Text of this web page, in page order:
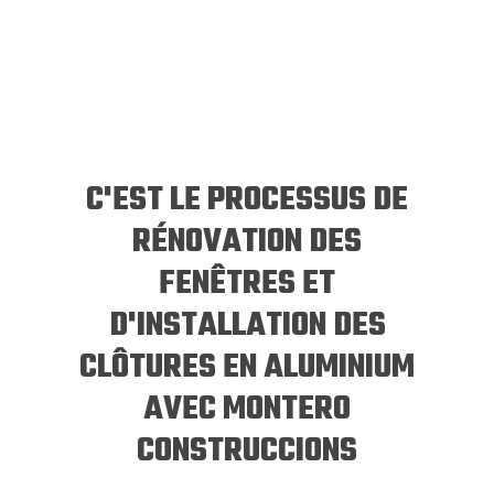
C'EST LE PROCESSUS DE
RÉNOVATION DES
FENÊTRES ET
D'INSTALLATION DES
CLÔTURES EN ALUMINIUM
AVEC MONTERO
CONSTRUCCIONS